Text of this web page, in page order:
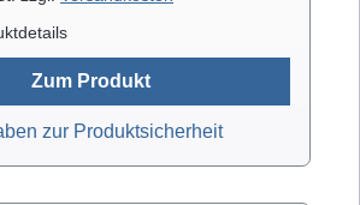
Zum Produkt
zur Produktsicherheit